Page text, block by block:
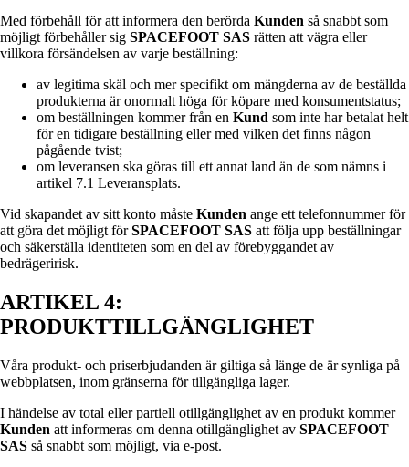
Med förbehåll för att informera den berörda Kunden så snabbt som
möjligt förbehåller sig SPACEFOOT SAS rätten att vägra eller
villkora försändelsen av varje beställning:
av legitima skäl och mer specifikt om mängderna av de beställda
produkterna är onormalt höga för köpare med konsumentstatus;
om beställningen kommer från en Kund som inte har betalat helt
för en tidigare beställning eller med vilken det finns någon
pågående tvist;
om leveransen ska göras till ett annat land än de som nämns i
artikel 7.1 Leveransplats.
Vid skapandet av sitt konto måste Kunden ange ett telefonnummer för
att göra det möjligt förSPACEFOOT SAS att följa upp beställningar
och säkerställa identiteten som en del av förebyggandet av
bedrägeririsk.
ARTIKEL 4:
PRODUKTTILLGÄNGLIGHET
Våra produkt- och priserbjudanden är giltiga så länge de är synliga på
webbplatsen, inom gränserna för tillgängliga lager.
I händelse av total eller partiell otillgänglighet av en produkt kommer
Kunden att informeras om denna otillgänglighet av SPACEFOOT
SAS så snabbt som möjligt, via e-post.